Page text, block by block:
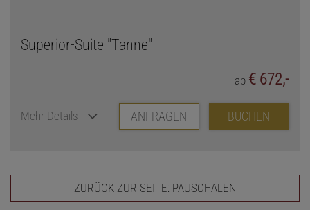
Superior-Suite "Tanne"
ab € 672,-
Mehr Details ANFRAGEN BUCHEN
ZURÜCK ZUR SEITE: PAUSCHALEN